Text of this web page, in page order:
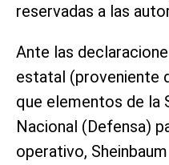
reservadas a las
Ante las
estatal (proveniente
que elementos de la
Nacional (Defensa)
operativo,